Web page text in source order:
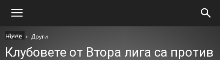
Home Други
Други
Клубовете от Втора лига са против